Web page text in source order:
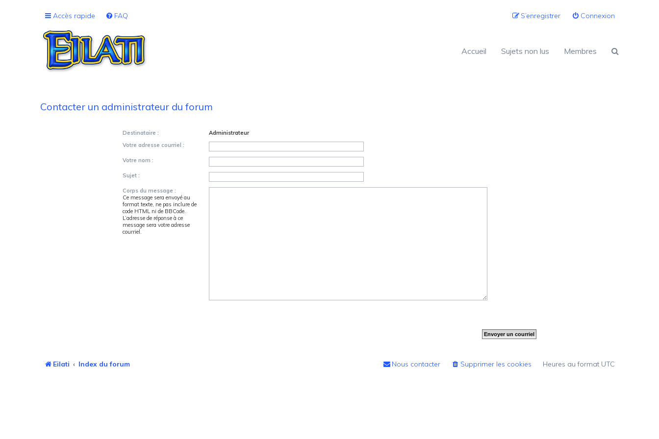
Accès rapide FAQ Connexion
S’enregistrer
Accueil Sujets non lus Membres
Contacter un administrateur du forum
Destinataire :
Administrateur
Votre adresse courriel :
Votre nom :
Sujet :
Corps du message :
Ce message sera envoyé au
format texte, ne pas inclure de
code HTML ni de BBCode.
L’adresse de réponse à ce
message sera votre adresse
courriel.
Eilati Index du forum Heures au format UTC
Supprimer les cookies
Nous contacter